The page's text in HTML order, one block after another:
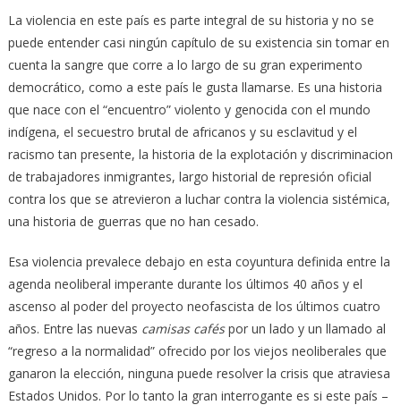
La violencia en este país es parte integral de su historia y no se
puede entender casi ningún capítulo de su existencia sin tomar en
cuenta la sangre que corre a lo largo de su gran experimento
democrático, como a este país le gusta llamarse. Es una historia
que nace con el “encuentro” violento y genocida con el mundo
indígena, el secuestro brutal de africanos y su esclavitud y el
racismo tan presente, la historia de la explotación y discriminacion
de trabajadores inmigrantes, largo historial de represión oficial
contra los que se atrevieron a luchar contra la violencia sistémica,
una historia de guerras que no han cesado.
Esa violencia prevalece debajo en esta coyuntura definida entre la
agenda neoliberal imperante durante los últimos 40 años y el
ascenso al poder del proyecto neofascista de los últimos cuatro
años. Entre las nuevas camisas caféspor un lado y un llamado al
“regreso a la normalidad” ofrecido por los viejos neoliberales que
ganaron la elección, ninguna puede resolver la crisis que atraviesa
Estados Unidos. Por lo tanto la gran interrogante es si este país –